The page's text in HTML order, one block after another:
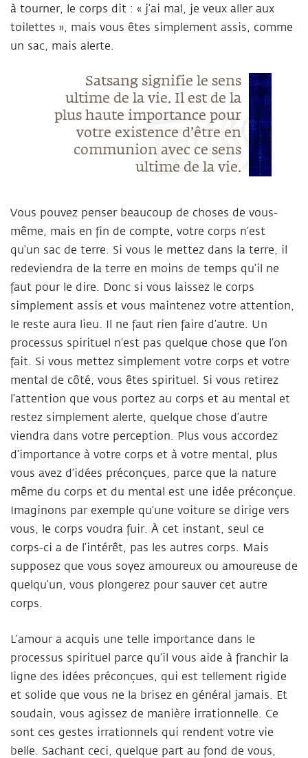
à tourner, le corps dit : « j’ai mal, je veux aller aux
toilettes », mais vous êtes simplement assis, comme
un sac, mais alerte.
Satsang signifie le sens
ultime de la vie. Il est de la
plus haute importance pour
votre existence d’être en
communion avec ce sens
ultime de la vie.
Vous pouvez penser beaucoup de choses de vous-
même, mais en fin de compte, votre corps n’est
qu’un sac de terre. Si vous le mettez dans la terre, il
redeviendra de la terre en moins de temps qu’il ne
faut pour le dire. Donc si vous laissez le corps
simplement assis et vous maintenez votre attention,
le reste aura lieu. Il ne faut rien faire d’autre. Un
processus spirituel n’est pas quelque chose que l’on
fait. Si vous mettez simplement votre corps et votre
mental de côté, vous êtes spirituel. Si vous retirez
l’attention que vous portez au corps et au mental et
restez simplement alerte, quelque chose d’autre
viendra dans votre perception. Plus vous accordez
d’importance à votre corps et à votre mental, plus
vous avez d’idées préconçues, parce que la nature
même du corps et du mental est une idée préconçue.
Imaginons par exemple qu’une voiture se dirige vers
vous, le corps voudra fuir. À cet instant, seul ce
corps-ci a de l’intérêt, pas les autres corps. Mais
supposez que vous soyez amoureux ou amoureuse de
quelqu’un, vous plongerez pour sauver cet autre
corps.
L’amour a acquis une telle importance dans le
processus spirituel parce qu’il vous aide à franchir la
ligne des idées préconçues, qui est tellement rigide
et solide que vous ne la brisez en général jamais. Et
soudain, vous agissez de manière irrationnelle. Ce
sont ces gestes irrationnels qui rendent votre vie
belle. Sachant ceci, quelque part au fond de vous,